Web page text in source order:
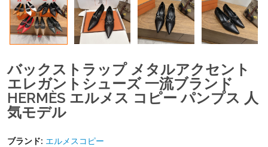
バックストラップ メタルアクセント
エレガントシューズ 一流ブランド
HERMÈS エルメス コピー パンプス 人
気モデル
ブランド: エルメスコピー